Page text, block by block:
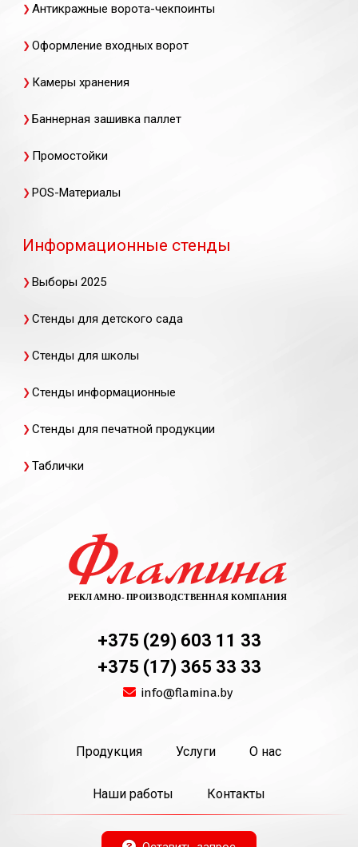
Антикражные ворота-чекпоинты
Оформление входных ворот
Камеры хранения
Баннерная зашивка паллет
Промостойки
POS-Материалы
Информационные стенды
Выборы 2025
Стенды для детского сада
Стенды для школы
Стенды информационные
Стенды для печатной продукции
Таблички
+375 (29) 603 11 33
+375 (17) 365 33 33
info@flamina.by
Продукция Услуги О нас
Наши работы Контакты